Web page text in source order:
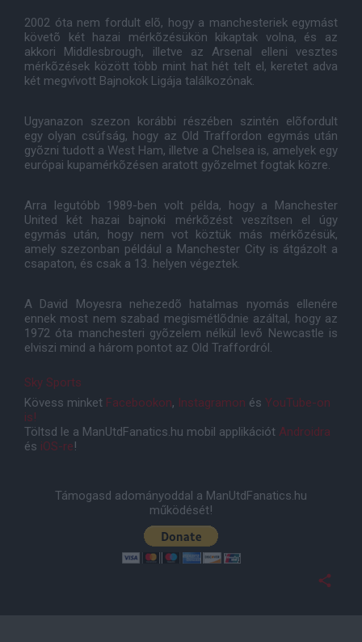
2002 óta nem fordult elõ, hogy a manchesteriek egymást
követõ két hazai mérkõzésükön kikaptak volna, és az
akkori Middlesbrough, illetve az Arsenal elleni vesztes
mérkõzések között több mint hat hét telt el, keretet adva
két megvívott Bajnokok Ligája találkozónak.
Ugyanazon szezon korábbi részében szintén elõfordult
egy olyan csúfság, hogy az Old Traffordon egymás után
gyõzni tudott a West Ham, illetve a Chelsea is, amelyek egy
európai kupamérkõzésen aratott gyõzelmet fogtak közre.
Arra legutóbb 1989-ben volt példa, hogy a Manchester
United két hazai bajnoki mérkõzést veszítsen el úgy
egymás után, hogy nem vot köztük más mérkõzésük,
amely szezonban például a Manchester City is átgázolt a
csapaton, és csak a 13. helyen végeztek.
A David Moyesra nehezedõ hatalmas nyomás ellenére
ennek most nem szabad megismétlõdnie azáltal, hogy az
1972 óta manchesteri gyõzelem nélkül levõ Newcastle is
elviszi mind a három pontot az Old Traffordról.
Sky Sports
Kövess minket Facebookon, Instagramon és YouTube-on
is!
Töltsd le a ManUtdFanatics.hu mobil applikációt Androidra
és iOS-re!
Támogasd adományoddal a ManUtdFanatics.hu
működését!